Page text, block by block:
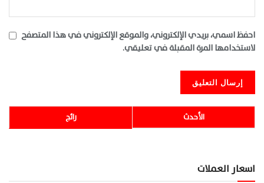
احفظ اسمي، بريدي الإلكتروني، والموقع الإلكتروني في هذا المتصفح
لاستخدامها المرة المقبلة في تعليقي.
رائج الأحدث
اسعار العملات